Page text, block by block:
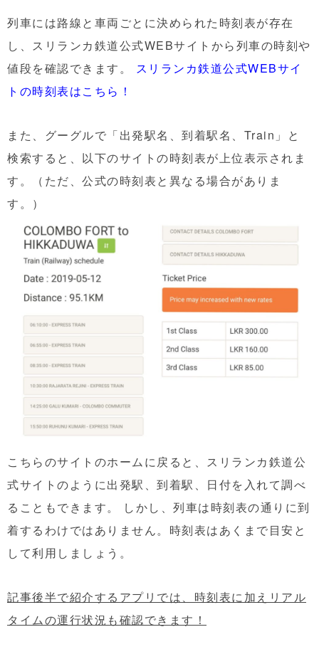
列車には路線と車両ごとに決められた時刻表が存在
し、スリランカ鉄道公式WEBサイトから列車の時刻や
値段を確認できます。 スリランカ鉄道公式WEBサイ
トの時刻表はこちら！
また、グーグルで「出発駅名、到着駅名、Train」と
検索すると、以下のサイトの時刻表が上位表示されま
す。（ただ、公式の時刻表と異なる場合がありま
す。）
こちらのサイトのホームに戻ると、スリランカ鉄道公
式サイトのように出発駅、到着駅、日付を入れて調べ
ることもできます。 しかし、列車は時刻表の通りに到
着するわけではありません。時刻表はあくまで目安と
して利用しましょう。
記事後半で紹介するアプリでは、時刻表に加えリアル
タイムの運行状況も確認できます！